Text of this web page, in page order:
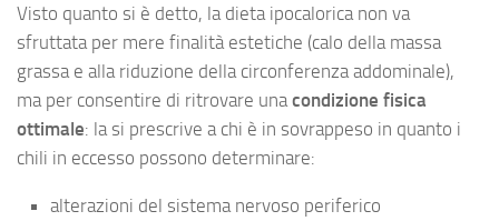
Visto quanto si è detto, la dieta ipocalorica non va
sfruttata per mere finalità estetiche (calo della massa
grassa e alla riduzione della circonferenza addominale),
ma per consentire di ritrovare una condizione fisica
ottimale: la si prescrive a chi è in sovrappeso in quanto i
chili in eccesso possono determinare:
alterazioni del sistema nervoso periferico